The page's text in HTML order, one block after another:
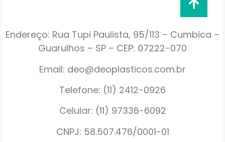
Endereço: Rua Tupi Paulista, 95/113 – Cumbica –
Guarulhos – SP – CEP: 07222-070
Email: deo@deoplasticos.com.br
Telefone: (11) 2412-0926
Celular: (11) 97336-6092
CNPJ: 58.507.476/0001-01